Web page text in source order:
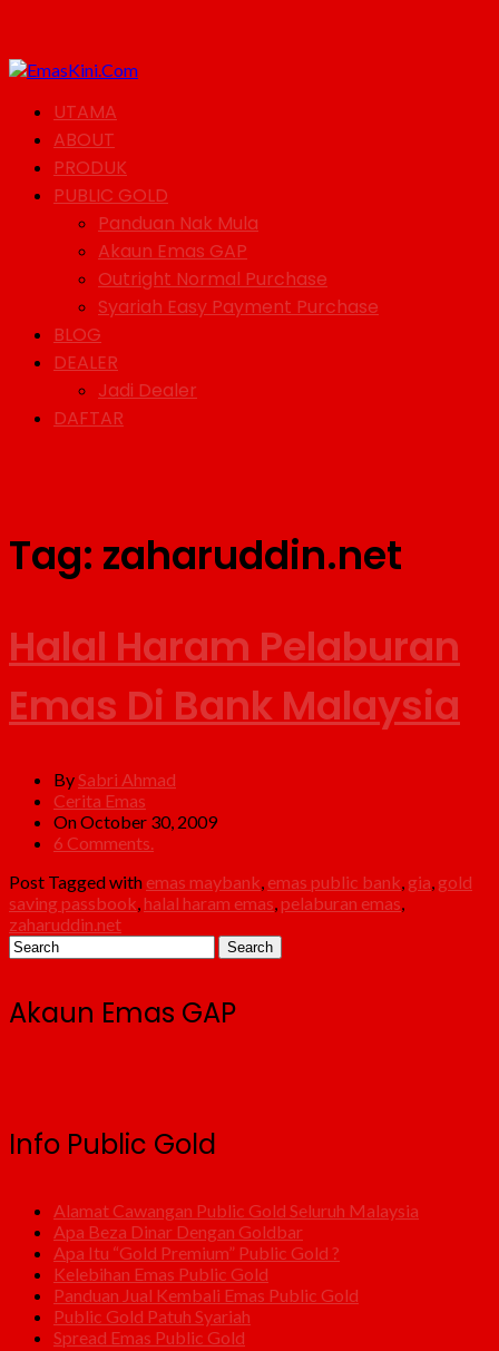
UTAMA
ABOUT
PRODUK
PUBLIC GOLD
Panduan Nak Mula
Akaun Emas GAP
Outright Normal Purchase
Syariah Easy Payment Purchase
BLOG
DEALER
Jadi Dealer
DAFTAR
Tag: zaharuddin.net
Halal Haram Pelaburan
Emas Di Bank Malaysia
By Sabri Ahmad
Cerita Emas
On October 30, 2009
6 Comments.
Post Tagged with emas maybank emas public bank gia gold
saving passbook halal haram emas pelaburan emas
zaharuddin.net
Akaun Emas GAP
Info Public Gold
Alamat Cawangan Public Gold Seluruh Malaysia
Apa Beza Dinar Dengan Goldbar
Apa Itu “Gold Premium” Public Gold ?
Kelebihan Emas Public Gold
Panduan Jual Kembali Emas Public Gold
Public Gold Patuh Syariah
Spread Emas Public Gold